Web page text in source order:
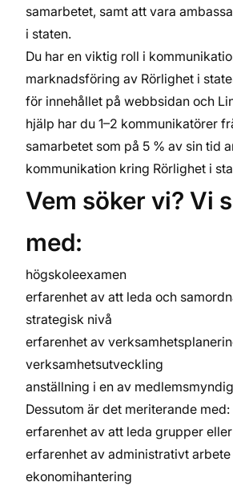
samarbetet, samt att vara
i staten.
Du har en viktig roll i
marknadsföring av Rörlighet i
för innehållet på webbsidan och
hjälp har du 1–2 kommunikatörer
samarbetet som på 5 % av sin tid
kommunikation kring Rörlighet i
Vem söker vi? Vi
med:
högskoleexamen
erfarenhet av att leda och
strategisk nivå
erfarenhet av
verksamhetsutveckling
anställning i en av
Dessutom är det meriterande med:
erfarenhet av att leda grupper
erfarenhet av administrativt arbete
ekonomihantering